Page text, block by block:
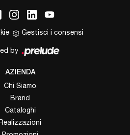
Gestisci i consensi
by
AZIENDA
Chi Siamo
Brand
Cataloghi
Realizzazioni